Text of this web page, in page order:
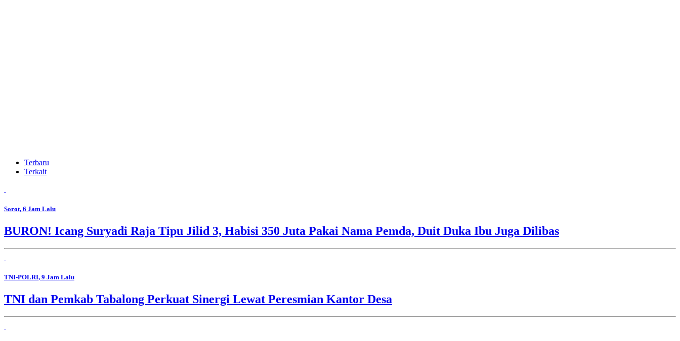
Terbaru
Terkait
Sorot, 6 Jam Lalu
BURON! Icang Suryadi Raja Tipu Jilid 3, Habisi 350 Juta Pakai Nama Pemda, Duit Duka Ibu Juga Dilibas
TNI-POLRI, 9 Jam Lalu
TNI dan Pemkab Tabalong Perkuat Sinergi Lewat Peresmian Kantor Desa